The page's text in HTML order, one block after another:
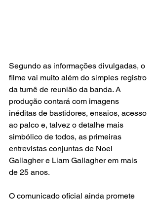
Segundo as informações divulgadas, o
filme vai muito além do simples registro
da turnê de reunião da banda. A
produção contará com imagens
inéditas de bastidores, ensaios, acesso
ao palco e, talvez o detalhe mais
simbólico de todos, as primeiras
entrevistas conjuntas de Noel
Gallagher e Liam Gallagher em mais
de 25 anos.
O comunicado oficial ainda promete